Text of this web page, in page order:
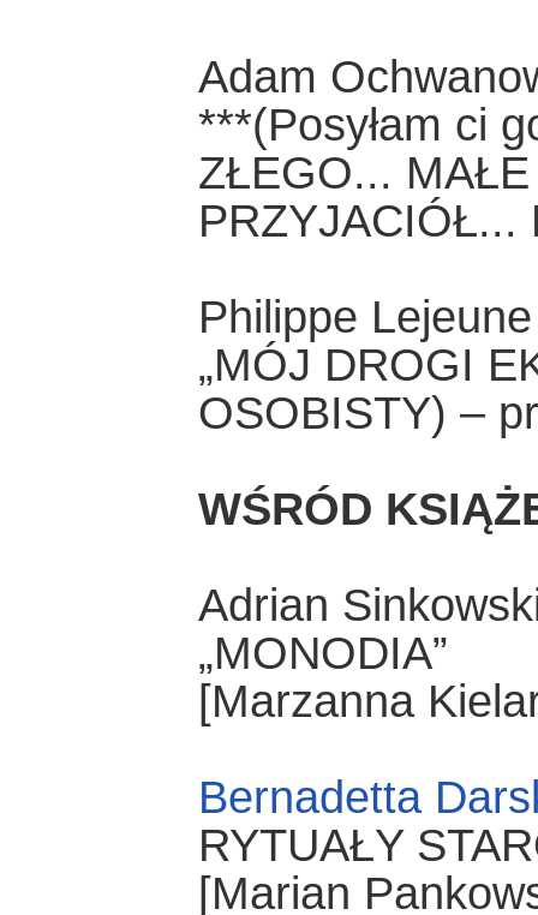
Adam
***(Posyłam ci
ZŁEGO...
PRZYJACIÓŁ...
Philippe Lejeune
„MÓJ DROGI
OSOBISTY) –
WŚRÓD
Adrian
„MONODIA”
[Marzanna
Bernadetta
RYTUAŁY
[Marian